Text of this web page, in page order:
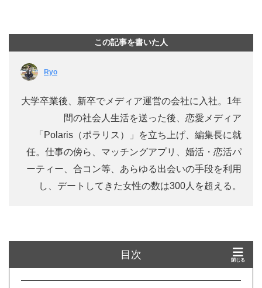
この記事を書いた人
Ryo
大学卒業後、新卒でメディア運営の会社に入社。1年
間の社会人生活を送った後、恋愛メディア
「Polaris（ポラリス）」を立ち上げ、編集長に就
任。仕事の傍ら、マッチングアプリ、婚活・恋活パ
ーティー、合コン等、あらゆる出会いの手段を利用
し、デートしてきた女性の数は300人を超える。
目次